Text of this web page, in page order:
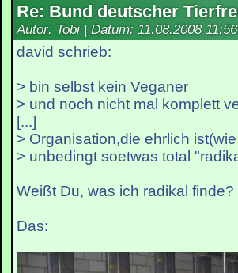
Re: Bund deutscher
Autor: Tobi | Datum: 11.08.2008
david schrieb:
> bin selbst kein Veganer
> und noch nicht mal komplett
[...]
> Organisation,die ehrlich
> unbedingt soetwas total
Weißt Du, was ich radikal finde?
Das: